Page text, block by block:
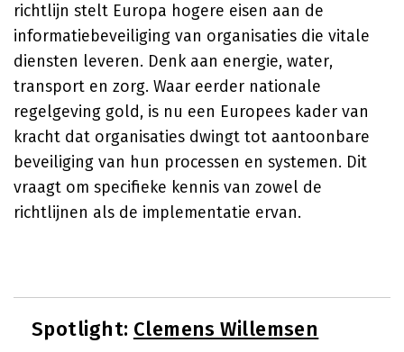
richtlijn stelt Europa hogere eisen aan de
informatiebeveiliging van organisaties die vitale
diensten leveren. Denk aan energie, water,
transport en zorg. Waar eerder nationale
regelgeving gold, is nu een Europees kader van
kracht dat organisaties dwingt tot aantoonbare
beveiliging van hun processen en systemen. Dit
vraagt om specifieke kennis van zowel de
richtlijnen als de implementatie ervan.
Spotlight: Clemens Willemsen